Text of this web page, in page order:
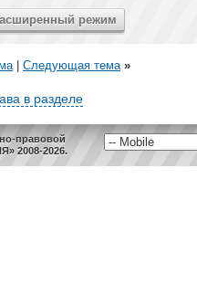
| Следующая тема »
в разделе
правовой
2008-2026.